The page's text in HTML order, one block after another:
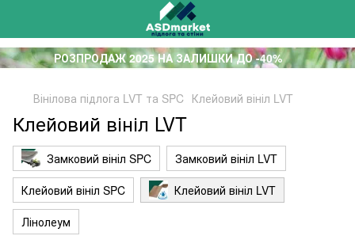
РОЗПРОДАЖ 2025 НА ЗАЛИШКИ ДО -40%
Вінілова підлога LVT та SPC Клейовий вініл LVT
Клейовий вініл LVT
Замковий вініл SPC
Замковий вініл LVT
Клейовий вініл SPC
Клейовий вініл LVT
Лінолеум